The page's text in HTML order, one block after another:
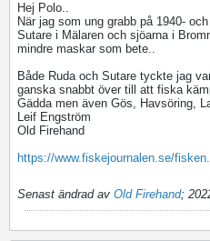
Hej Polo..
När jag som ung grabb på 1940-
Sutare i Mälaren och sjöarna i
mindre maskar som bete..
Både Ruda och Sutare tyckte jag
ganska snabbt över till att fiska
Gädda men även Gös, Havsöring,
Leif Engström
Old Firehand
https://www.fiskejournalen.se/
Senast ändrad av Old Firehand;